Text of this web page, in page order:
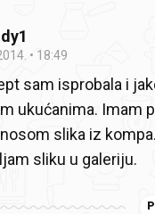
18:49
sam isprobala i
ukućanima. Imam
slika iz
sliku u galeriju.